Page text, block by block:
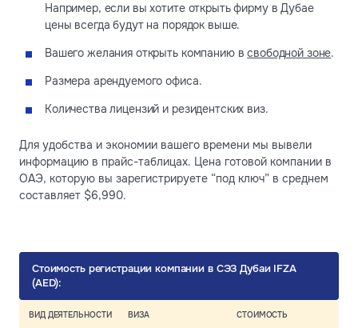
Например, если вы хотите открыть фирму в Дубае
цены всегда будут на порядок выше.
Вашего желания открыть компанию всвободной зоне.
Размера арендуемого офиса.
Количества лицензий и резидентских виз.
Для удобства и экономии вашего времени мы вывели
информацию в прайс-таблицах. Цена готовой компании в
ОАЭ, которую вы зарегистрируете “под ключ” в среднем
составляет $6,990.
Стоимость регистрации компании в СЭЗ Дубаи IFZA
(AED):
ВИД ДЕЯТЕЛЬНОСТИ ВИЗА СТОИМОСТЬ